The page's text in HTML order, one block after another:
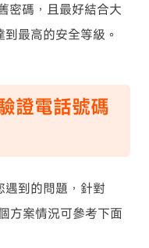
密碼，且最好結合大
最高的安全等級。
證電話號碼
遇到的問題，針對
方案情況可參考下面